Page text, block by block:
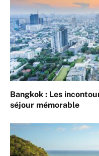
Bangkok : Les
séjour mémorable